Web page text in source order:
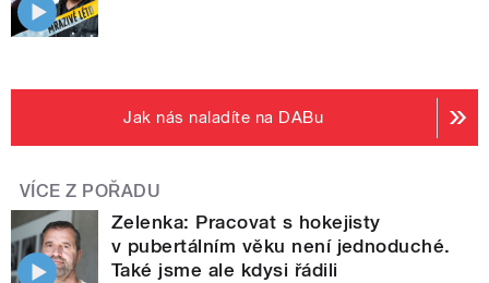
Jak nás naladíte na DABu
VÍCE Z POŘADU
Zelenka: Pracovat s hokejisty
v pubertálním věku není jednoduché.
Také jsme ale kdysi řádili